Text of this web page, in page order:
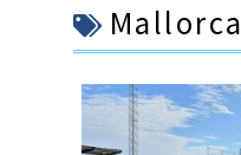
Mallorca